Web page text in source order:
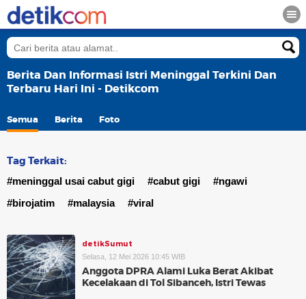
Berita Dan Informasi Istri Meninggal Terkini Dan
Terbaru Hari Ini - Detikcom
Semua Berita Foto
Tag Terkait:
#meninggal usai cabut gigi #cabut gigi
#ngawi
#birojatim
#malaysia #viral
detikSumut
Selasa, 12 Mei 2026 10:45 WIB
Anggota DPRA Alami Luka Berat Akibat
Kecelakaan di Tol Sibanceh, Istri Tewas